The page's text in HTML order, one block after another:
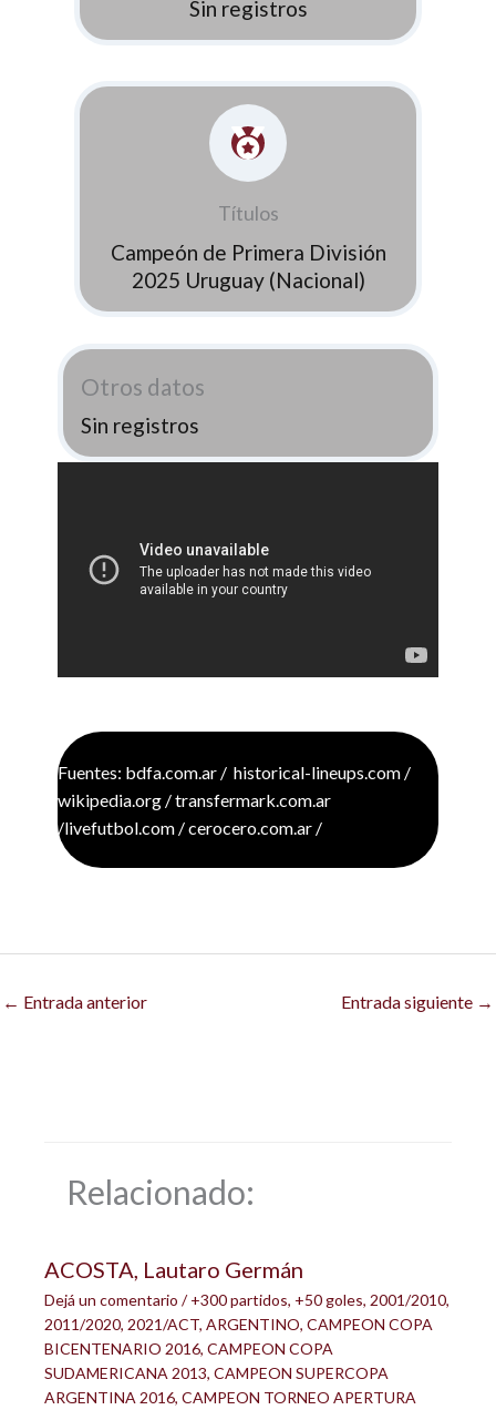
Sin registros
Títulos
Campeón de Primera División
2025 Uruguay (Nacional)
Otros datos
Sin registros
Fuentes: bdfa.com.ar / historical-lineups.com /
wikipedia.org / transfermark.com.ar
/livefutbol.com / cerocero.com.ar /
← Entrada anterior Entrada siguiente →
Relacionado:
ACOSTA, Lautaro Germán
Dejá un comentario /+300 partidos, +50 goles, 2001/2010,
2011/2020, 2021/ACT, ARGENTINO, CAMPEON COPA
BICENTENARIO 2016, CAMPEON COPA
SUDAMERICANA 2013, CAMPEON SUPERCOPA
ARGENTINA 2016, CAMPEON TORNEO APERTURA